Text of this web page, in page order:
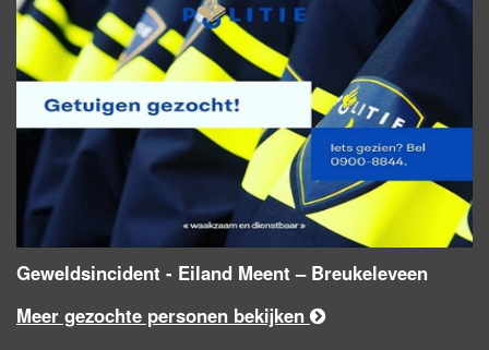
Geweldsincident - Eiland Meent – Breukeleveen
Meer gezochte personen bekijken